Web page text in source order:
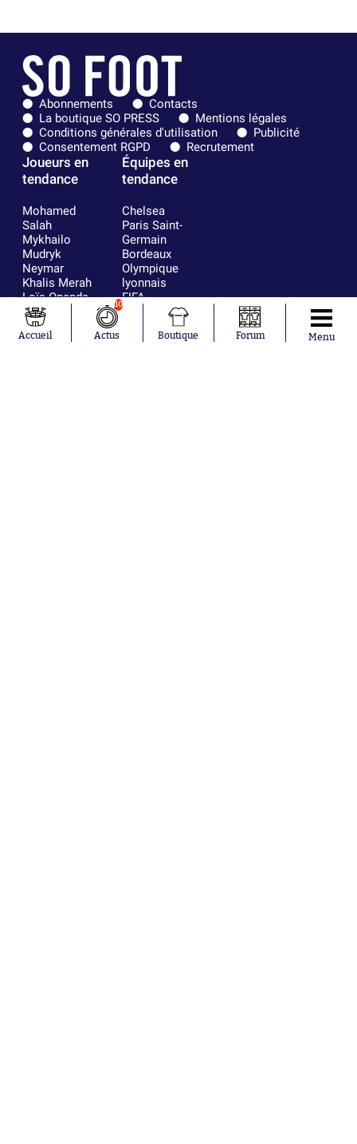
Abonnements
Contacts
La boutique SO PRESS
Mentions légales
Conditions générales d'utilisation
Publicité
Consentement RGPD
Recrutement
Joueurs en
tendance
Mohamed
Salah
Mykhailo
Mudryk
Neymar
Khalis Merah
Loïs Openda
Moussa
Niakhaté
Nicolás
Équipes en
tendance
Chelsea
Paris Saint-
Germain
Bordeaux
Olympique
lyonnais
FIFA
Real Madrid
RC Strasbourg
AC Milan
Accueil
10
Actus Boutique Forum Menu